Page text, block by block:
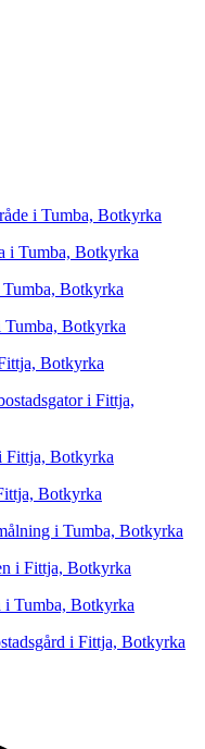
i Tumba, Botkyrka
i Tumba, Botkyrka
Botkyrka
Tumba, Botkyrka
Botkyrka
i Fittja,
Fittja, Botkyrka
Botkyrka
i Tumba, Botkyrka
i Fittja, Botkyrka
i Tumba, Botkyrka
i Fittja, Botkyrka